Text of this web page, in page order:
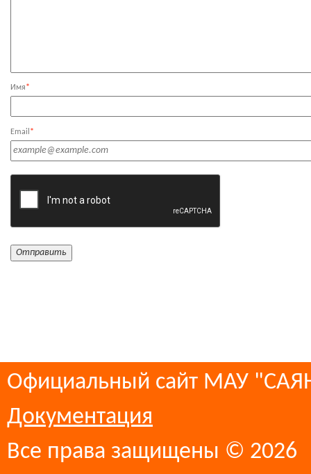
Имя*
Email *
Официальный сайт МАУ
Документация
Все права защищены © 2026